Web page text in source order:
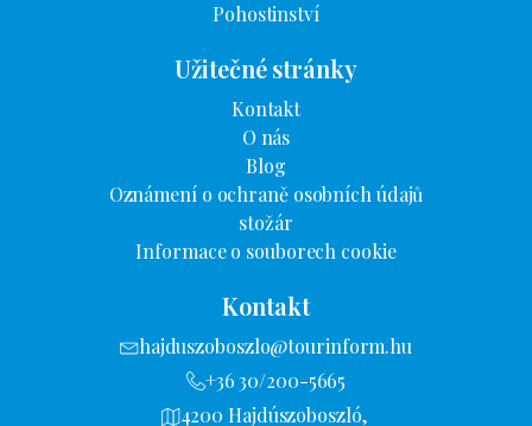
Pohostinství
Užitečné stránky
Kontakt
O nás
Blog
Oznámení o ochraně osobních údajů
stožár
Informace o souborech cookie
Kontakt
hajduszoboszlo@tourinform.hu
+36 30/200-5665
4200 Hajdúszoboszló,